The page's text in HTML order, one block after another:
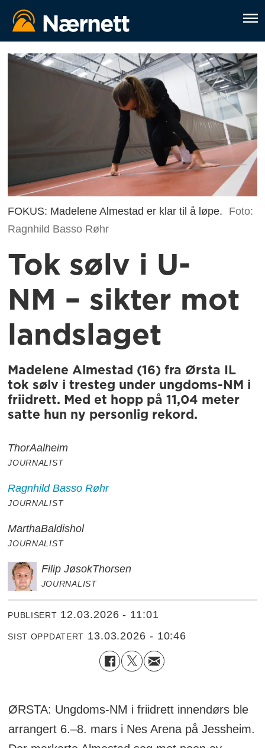
FOKUS: Madelene Almestad er klar til å løpe.
Foto:
Ragnhild Basso Røhr
Tok sølv i U-
NM – sikter mot
landslaget
Madelene Almestad (16) fra Ørsta IL
tok sølv i tresteg under ungdoms-NM i
friidrett. Med et hopp på 11,04 meter
satte hun ny personlig rekord.
ThorAalheim
JOURNALIST
Ragnhild Basso Røhr
JOURNALIST
MarthaBaldishol
JOURNALIST
Filip JøsokThorsen
JOURNALIST
PUBLISERT 12.03.2026 - 11:01
SIST OPPDATERT 13.03.2026 - 10:46
ØRSTA: Ungdoms-NM i friidrett innendørs ble
arrangert 6.–8. mars i Nes Arena på Jessheim.